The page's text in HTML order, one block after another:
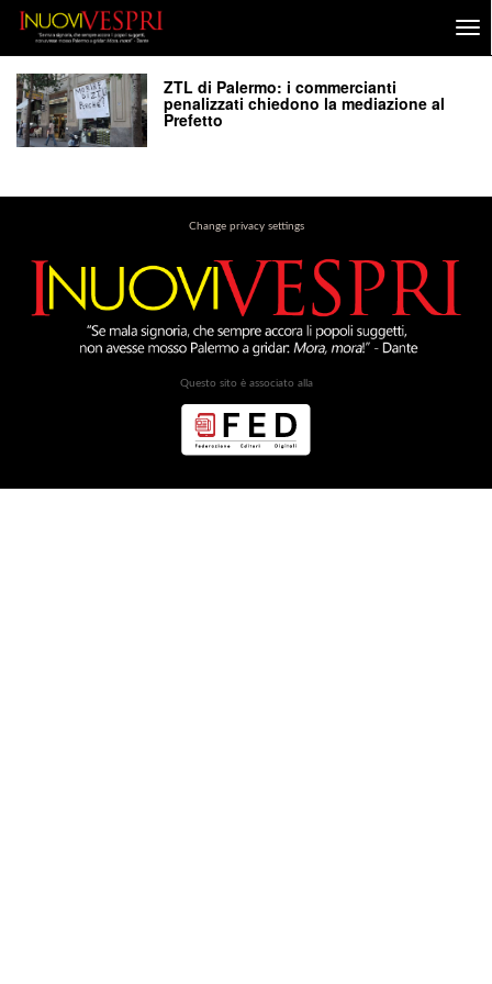
ZTL di Palermo: i commercianti
penalizzati chiedono la mediazione al
Prefetto
Change privacy settings
Questo sito è associato alla